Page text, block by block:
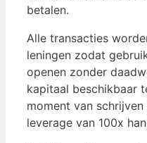
betalen.
Alle transacties
leningen zodat
openen zonder
kapitaal beschikbaar
moment van
leverage van 100x